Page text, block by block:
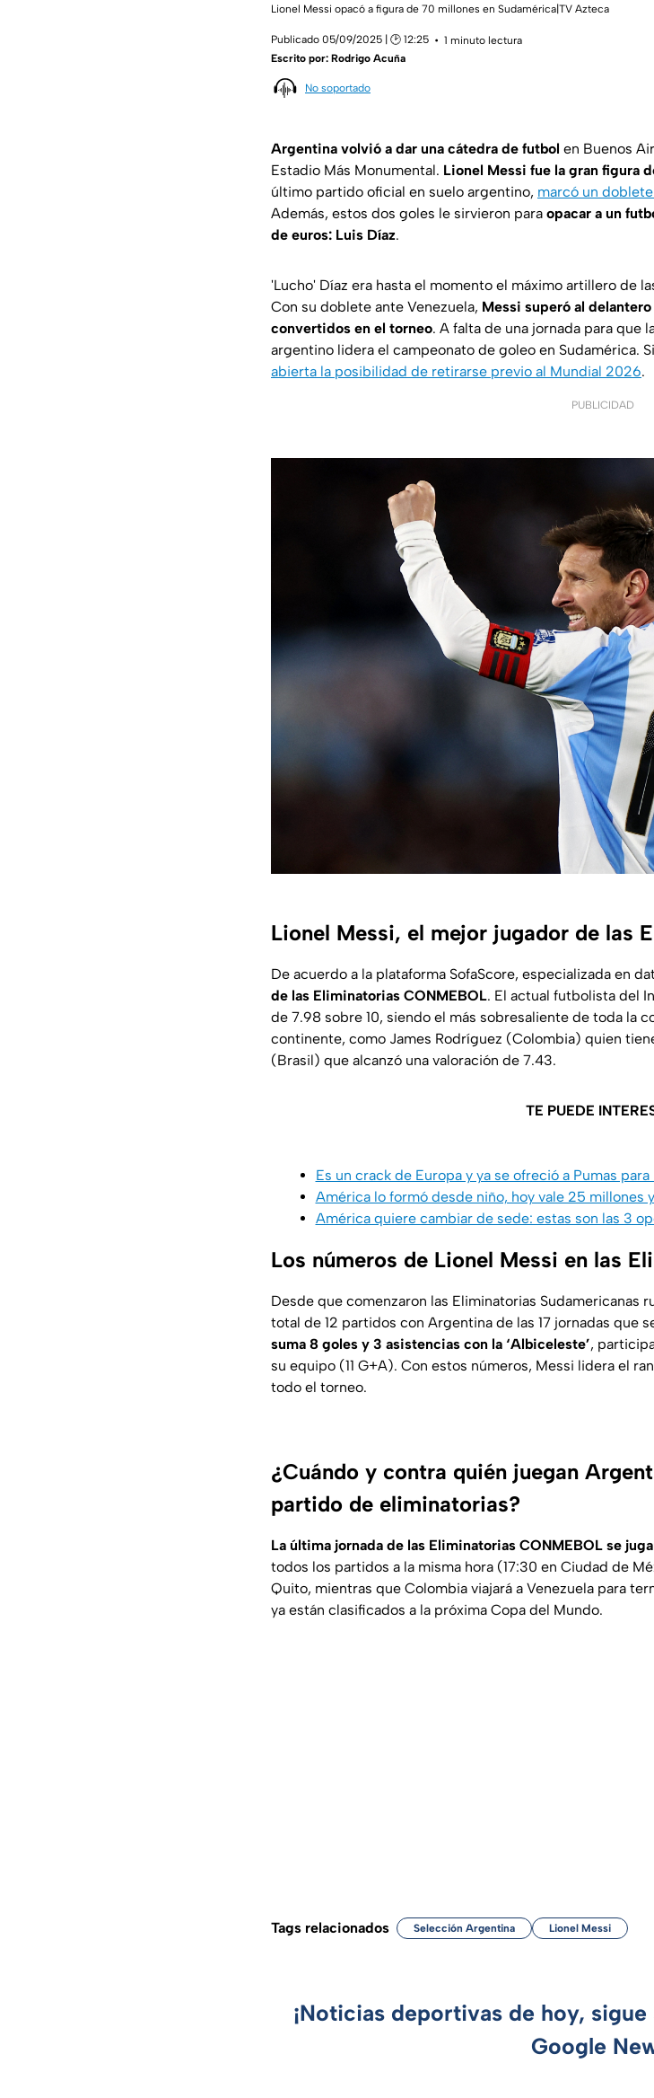
Lionel Messi opacó a figura de 70 millones en Sudamérica|TV Azteca
Publicado 05/09/2025 | 🕑 12:25
1 minuto lectura
Escrito por: Rodrigo Acuña
No soportado
Argentina volvió a dar una cátedra de futbol en Buenos
Estadio Más Monumental. Lionel Messi fue la gran figura
último partido oficial en suelo argentino, marcó un
Además, estos dos goles le sirvieron para opacar a un
de euros: Luis Díaz.
'Lucho' Díaz era hasta el momento el máximo artillero de
Con su doblete ante Venezuela, Messi superó al
convertidos en el torneo. A falta de una jornada para que
argentino lidera el campeonato de goleo en Sudamérica.
abierta la posibilidad de retirarse previo al Mundial 2026.
PUBLICIDAD
Lionel Messi, el mejor jugador de las
De acuerdo a la plataforma SofaScore, especializada en
de las Eliminatorias CONMEBOL. El actual futbolista del
de 7.98 sobre 10, siendo el más sobresaliente de toda la
continente, como James Rodríguez (Colombia) quien
(Brasil) que alcanzó una valoración de 7.43.
TE PUEDE
Es un crack de Europa y ya se ofreció a Pumas
América lo formó desde niño, hoy vale 25 millones
América quiere cambiar de sede: estas son las 3
Los números de Lionel Messi en las
Desde que comenzaron las Eliminatorias Sudamericanas
total de 12 partidos con Argentina de las 17 jornadas que
suma 8 goles y 3 asistencias con la ‘Albiceleste’,
su equipo (11 G+A). Con estos números, Messi lidera el
todo el torneo.
¿Cuándo y contra quién juegan
partido de eliminatorias?
La última jornada de las Eliminatorias CONMEBOL se
todos los partidos a la misma hora (17:30 en Ciudad de
Quito, mientras que Colombia viajará a Venezuela para
ya están clasificados a la próxima Copa del Mundo.
Tags relacionados Selección Argentina Lionel Messi
¡Noticias deportivas de hoy,
Google